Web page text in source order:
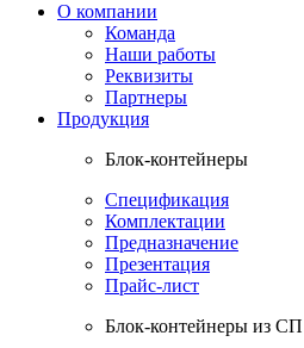
О компании
Команда
Наши работы
Реквизиты
Партнеры
Продукция
Блок-контейнеры
Спецификация
Комплектации
Предназначение
Презентация
Прайс-лист
Блок-контейнеры из СП